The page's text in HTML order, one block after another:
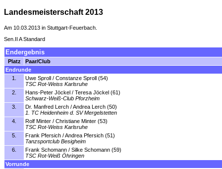
Landesmeisterschaft 2013
Am 10.03.2013 in Stuttgart-Feuerbach.
Sen.II A Standard
Endergebnis
Platz
Paar/Club
Endrunde
1.
Uwe Sproll / Constanze Sproll (54)
TSC Rot-Weiss Karlsruhe
2.
Hans-Peter Jöckel / Teresa Jöckel (61)
Schwarz-Weiß-Club Pforzheim
3.
Dr. Manfred Lerch / Andrea Lerch (50)
1. TC Heidenheim d. SV Mergelstetten
4.
Rolf Minter / Christiane Minter (53)
TSC Rot-Weiss Karlsruhe
5.
Frank Pfersich / Andrea Pfersich (51)
Tanzsportclub Besigheim
6.
Frank Schomann / Silke Schomann (59)
TSC Rot-Weiß Öhringen
Vorrunde